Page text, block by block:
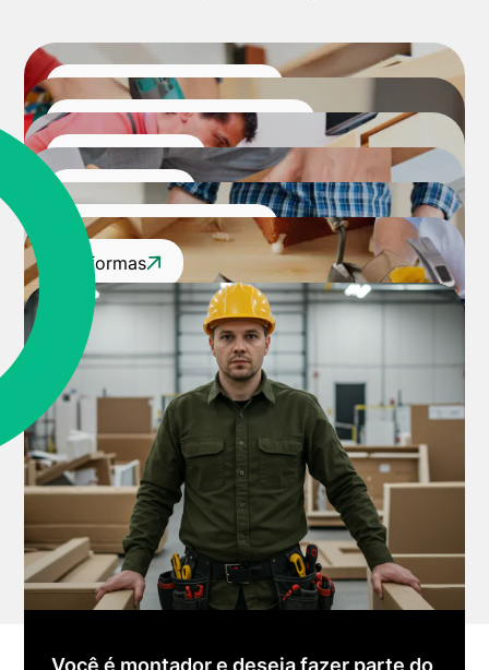
Montagem de Móveis
Desmontagem de Móveis
Manutenção
Marcenaria
Móveis Corporativos
Reformas
Você é montador e deseja fazer parte do